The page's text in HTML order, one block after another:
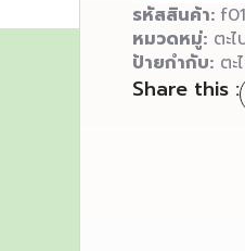
รหัสสินค้า:
หมวดหมู่: ตะ
ป้ายกำกับ: ตะ
Share this :